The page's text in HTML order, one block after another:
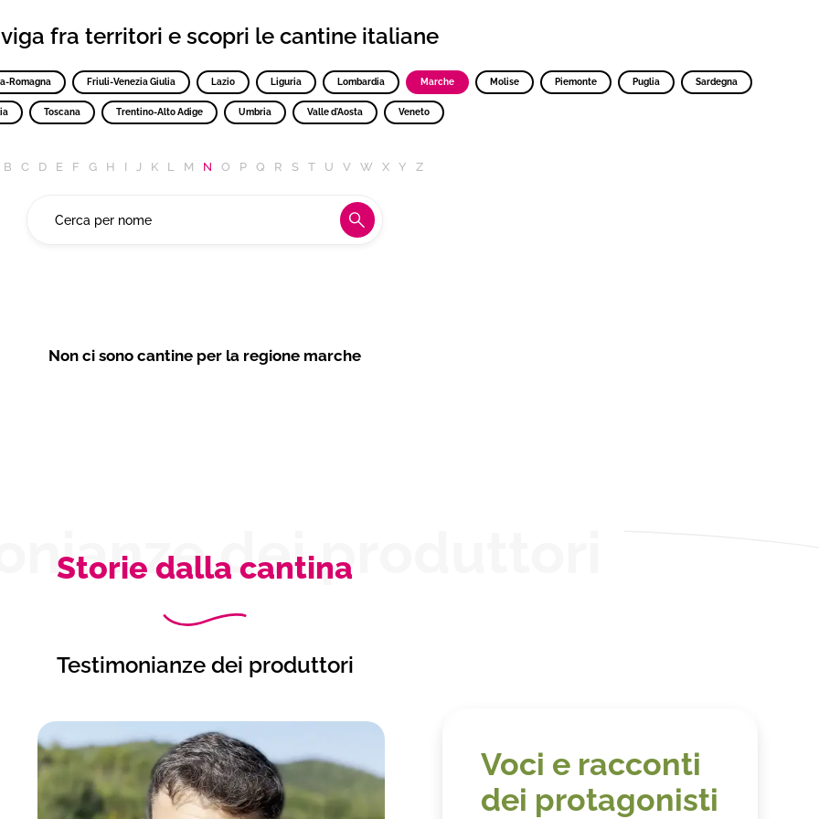
fra territori e scopri le cantine italiane
Romagna Friuli-Venezia Giulia Lazio Liguria Lombardia Marche Molise Piemonte Puglia Sardegna
Toscana Trentino-Alto Adige Umbria Valle d'Aosta Veneto
B C D E F G H I J K L M N O P Q R S T U V W X Y Z
Non ci sono cantine per la regione marche
dei produttori
Storie dalla cantina
Testimonianze dei produttori
Voci e racconti
dei protagonisti